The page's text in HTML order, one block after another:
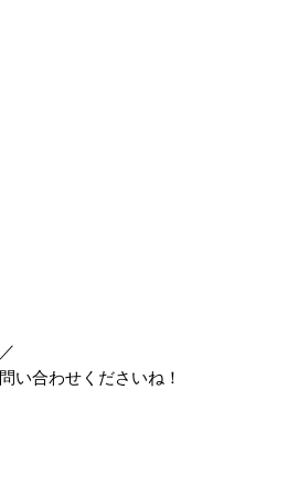
／
い合わせくださいね！